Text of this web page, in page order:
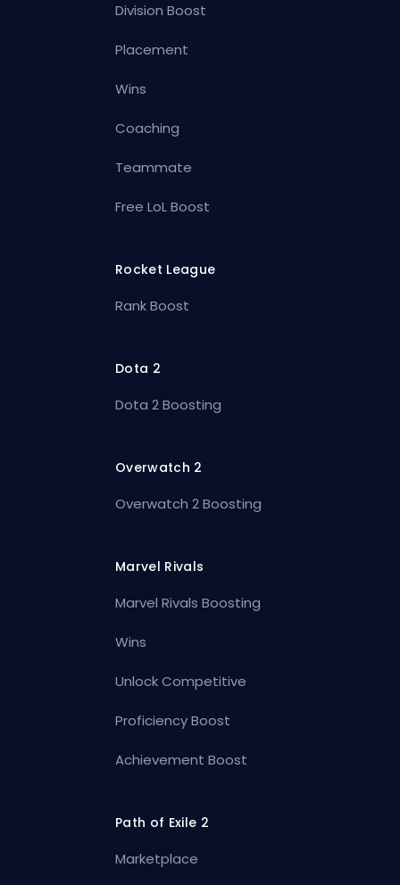
Division Boost
Placement
Wins
Coaching
Teammate
Free LoL Boost
Rocket League
Rank Boost
Dota 2
Dota 2 Boosting
Overwatch 2
Overwatch 2 Boosting
Marvel Rivals
Marvel Rivals Boosting
Wins
Unlock Competitive
Proficiency Boost
Achievement Boost
Path of Exile 2
Marketplace